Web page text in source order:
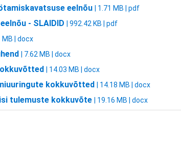
eelnõu | 1.71 MB | pdf
- SLAIDID | 992.42 KB | pdf
MB | docx
| 7.62 MB | docx
| 14.03 MB | docx
kokkuvõtted | 14.18 MB | docx
tulemuste kokkuvõte | 19.16 MB | docx